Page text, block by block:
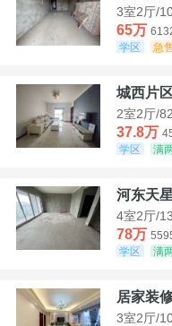
3室2厅/
65万
学区
急
城西片
2室2厅/
37.8万
学区
满
河东天
4室2厅/
78万
学区
满
居家装
3室2厅/